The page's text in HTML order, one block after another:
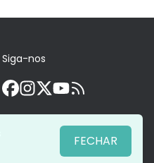
Siga-nos
FECHAR